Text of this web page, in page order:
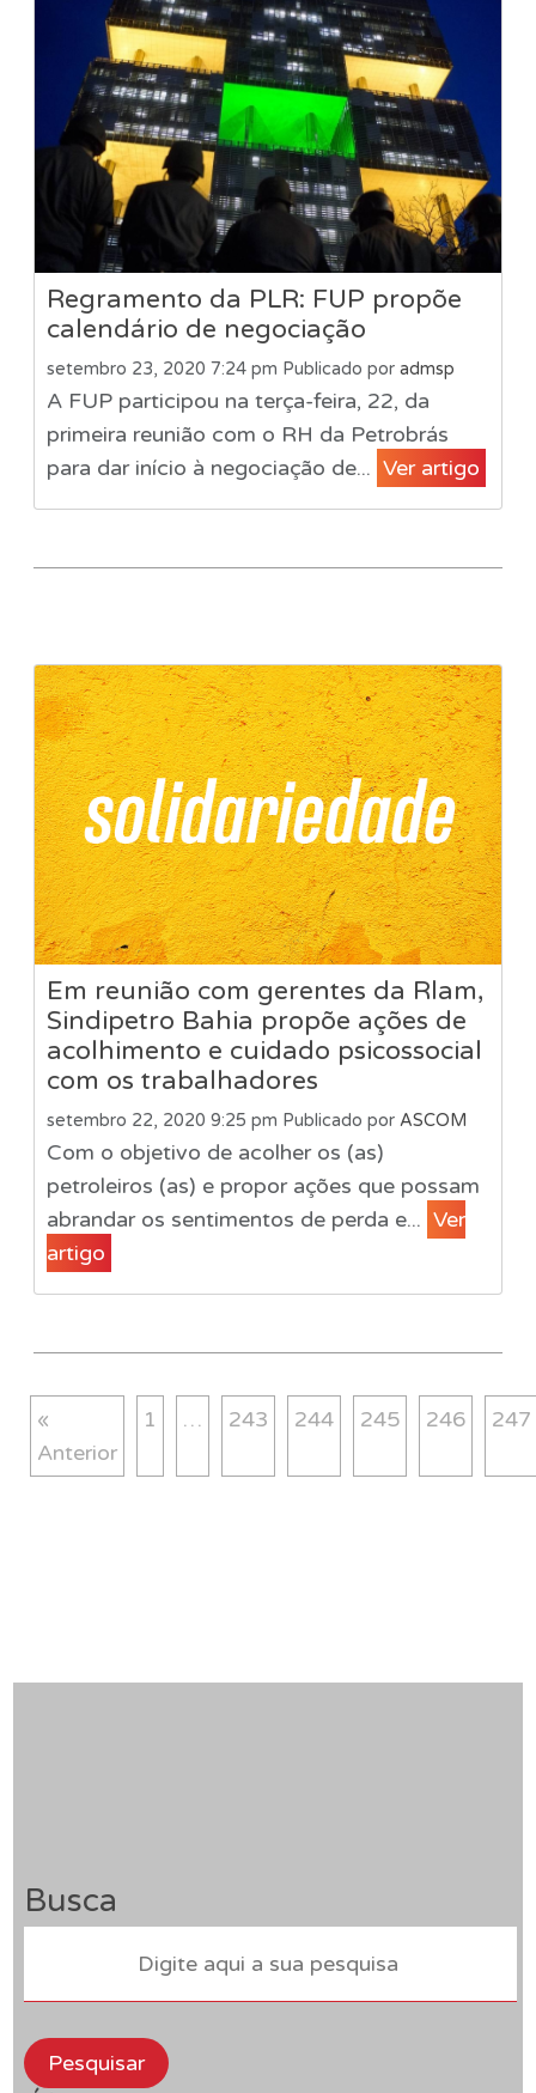
Regramento da PLR: FUP propõe
calendário de negociação
setembro 23, 2020 7:24 pm Publicado por admsp
A FUP participou na terça-feira, 22, da
primeira reunião com o RH da Petrobrás
para dar início à negociação de... Ver artigo
Em reunião com gerentes da Rlam,
Sindipetro Bahia propõe ações de
acolhimento e cuidado psicossocial
com os trabalhadores
setembro 22, 2020 9:25 pm Publicado por ASCOM
Com o objetivo de acolher os (as)
petroleiros (as) e propor ações que possam
abrandar os sentimentos de perda e... Ver
artigo
«
Anterior
1 … 243 244 245 246 247
Busca
Pesquisar